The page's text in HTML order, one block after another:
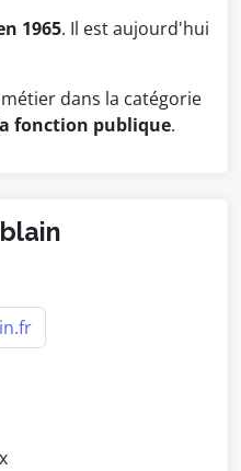
1965. Il est aujourd'hui
dans la catégorie
fonction publique.